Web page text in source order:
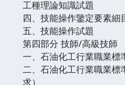
工種理論知識試題
四、技能操作鑒定要素細
五、技能操作試題
第四部分 技師/高級技師
一、石油化工行業職業標
二、石油化工行業職業標
求）